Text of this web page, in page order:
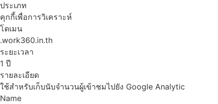
ประเภท
คุกกี้เพื่อการวิเคราะห์
โดเมน
.work360.in.th
ระยะเวลา
1 ปี
รายละเอียด
ใช้สำหรับเก็บนับจำนวนผู้เข้าชมไปยัง Google Analytic
Name